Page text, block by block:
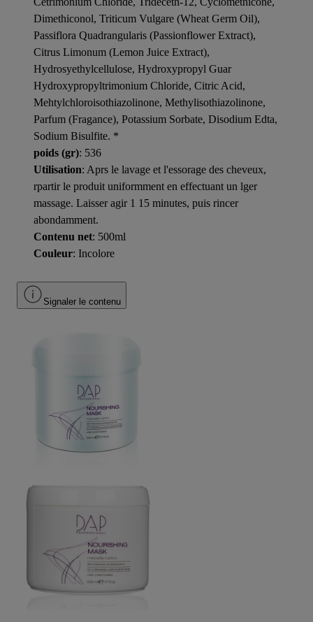
Dimethiconol, Triticum Vulgare (Wheat Germ Oil),
Passiflora Quadrangularis (Passionflower Extract),
Citrus Limonum (Lemon Juice Extract),
Hydrosyethylcellulose, Hydroxypropyl Guar
Hydroxypropyltrimonium Chloride, Citric Acid,
Mehtylchloroisothiazolinone, Methylisothiazolinone,
Parfum (Fragance), Potassium Sorbate, Disodium Edta,
Sodium Bisulfite. *
poids (gr): 536
Utilisation: Aprs le lavage et l'essorage des cheveux,
rpartir le produit uniformment en effectuant un lger
massage. Laisser agir 1 15 minutes, puis rincer
abondamment.
Contenu net: 500ml
Couleur: Incolore
Signaler le contenu